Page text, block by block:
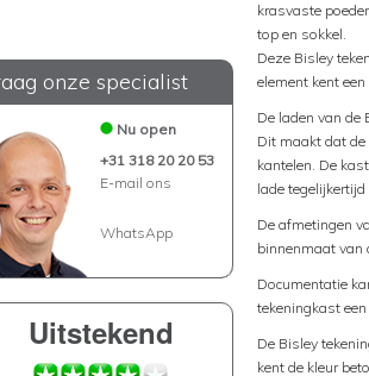
onze specialist
Nu open
+31 318 20 20 53
E-mail ons
WhatsApp
Uitstekend
krasvaste
top en sokkel.
Deze Bisley
element kent
De laden van de
Dit maakt dat
kantelen. De
lade
De afmetingen
binnenmaat van
Documentatie
tekeningkast
De Bisley
kent de kleur